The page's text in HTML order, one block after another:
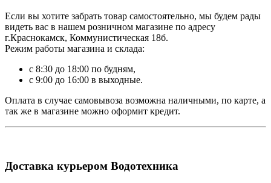
Если вы хотите забрать товар самостоятельно, мы будем рады
видеть вас в нашем розничном магазине по адресу
г.Краснокамск, Коммунистическая 18б.
Режим работы магазина и склада:
с 8:30 до 18:00 по будням,
с 9:00 до 16:00 в выходные.
Оплата в случае самовывоза возможна наличными, по карте, а
так же в магазине можно оформит кредит.
Доставка курьером Водотехника